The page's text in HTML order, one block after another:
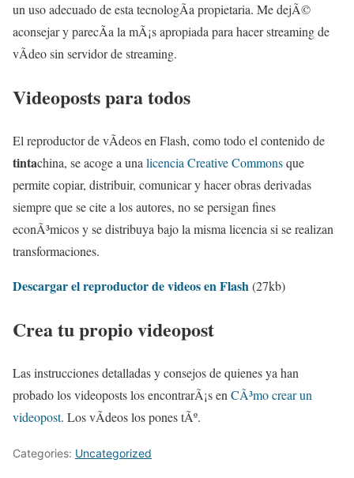
un uso adecuado de esta tecnologÃ­a propietaria. Me dejÃ©
aconsejar y parecÃ­a la mÃ¡s apropiada para hacer streaming de
vÃ­deo sin servidor de streaming.
Videoposts para todos
El reproductor de vÃ­deos en Flash, como todo el contenido de
tintachina, se acoge a unalicencia Creative Commonsque
permite copiar, distribuir, comunicar y hacer obras derivadas
siempre que se cite a los autores, no se persigan fines
econÃ³micos y se distribuya bajo la misma licencia si se realizan
transformaciones.
Descargar el reproductor de videos en Flash(27kb)
Crea tu propio videopost
Las instrucciones detalladas y consejos de quienes ya han
probado los videoposts los encontrarÃ¡s en CÃ³mo crear un
videopost. Los vÃ­deos los pones tÃº.
Categories: Uncategorized